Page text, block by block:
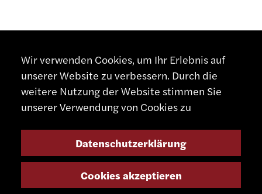
Wir verwenden Cookies, um Ihr Erlebnis auf
unserer Website zu verbessern. Durch die
weitere Nutzung der Website stimmen Sie
unserer Verwendung von Cookies zu
Datenschutzerklärung
Cookies akzeptieren